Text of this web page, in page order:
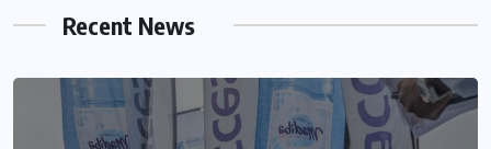
Recent News